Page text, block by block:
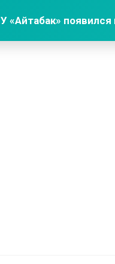
У «Айтабак»